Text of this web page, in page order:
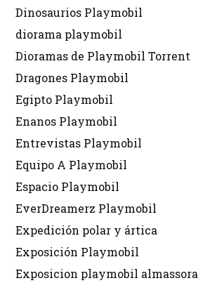
Dinosaurios Playmobil
diorama playmobil
Dioramas de Playmobil Torrent
Dragones Playmobil
Egipto Playmobil
Enanos Playmobil
Entrevistas Playmobil
Equipo A Playmobil
Espacio Playmobil
EverDreamerz Playmobil
Expedición polar y ártica
Exposición Playmobil
Exposicion playmobil almassora